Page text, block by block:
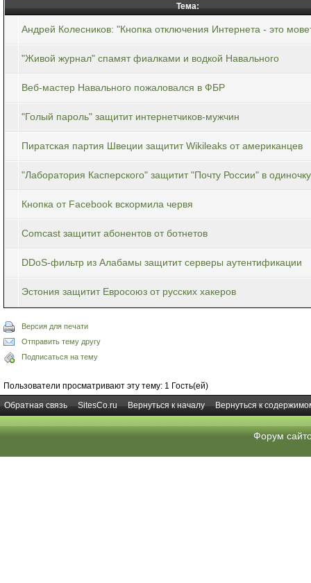
Тема:
Андрей Колесников: "Кнопка отключения Интернета - это
"Живой журнал" спамят фиалками и водкой Навального
Веб-мастер Навального пожаловался в ФБР
"Голый пароль" защитит интернетчиков-мужчин
Пиратская партия Швеции защитит Wikileaks от американцев
"Лаборатория Касперского" защитит "Почту России" в одиночку
Кнопка от Facebook вскормила червя
Comcast защитит абонентов от ботнетов
DDoS-фильтр из Алабамы защитит серверы аутентификации
Эстония защитит Евросоюз от русских хакеров
Версия для печати
Отправить тему другу
Подписаться на тему
Пользователи просматривают эту тему: 1 Гость(ей)
Обратная связь
SitesCo.ru Вернуться к началу Вернуться к
Форум